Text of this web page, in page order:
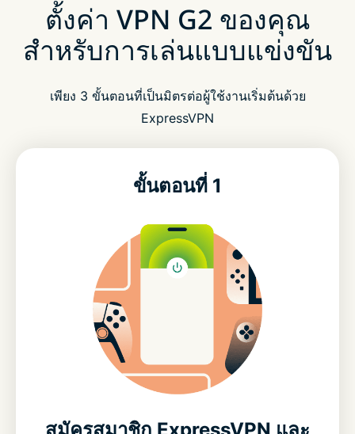
ตั้งค่า VPN G2 ของคุณ
สำหรับการเล่นแบบแข่งขัน
เพียง 3 ขั้นตอนที่เป็นมิตรต่อผู้ใช้งานเริ่มต้นด้วย
ExpressVPN
ขั้นตอนที่ 1